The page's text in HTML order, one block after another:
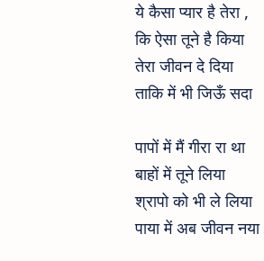
2019 Hindi Lyrics
ये कैसा प्यार है तेरा ,
कि ऐसा तूने है किया
तेरा जीवन दे दिया
ताकि में भी जिऊँ सदा
पापों में मैं गीरा रा था
बाहों में तूने लिया
श्रापो को भी ले लिया
पाया में अब जीवन नया